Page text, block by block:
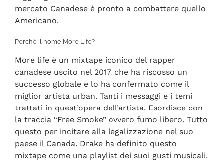
mercato Canadese è pronto a combattere quello
Americano.
Perché il nome More Life?
More life è un mixtape iconico del rapper
canadese uscito nel 2017, che ha riscosso un
successo globale e lo ha confermato come il
miglior artista urban. Tanti i messaggi e i temi
trattati in quest’opera dell’artista. Esordisce con
la traccia “Free Smoke” ovvero fumo libero. Tutto
questo per incitare alla legalizzazione nel suo
paese il Canada. Drake ha definito questo
mixtape come una playlist dei suoi gusti musicali.